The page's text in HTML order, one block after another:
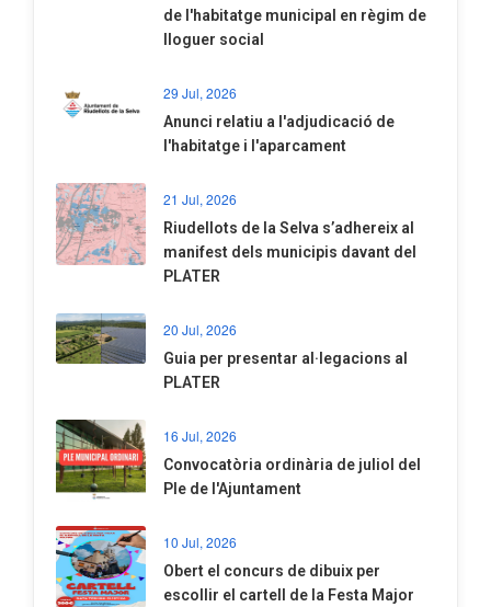
de l'habitatge municipal en règim de
lloguer social
29 Jul, 2026
Anunci relatiu a l'adjudicació de
l'habitatge i l'aparcament
21 Jul, 2026
Riudellots de la Selva s’adhereix al
manifest dels municipis davant del
PLATER
20 Jul, 2026
​Guia per presentar al·legacions al
PLATER
16 Jul, 2026
Convocatòria ordinària de juliol del
Ple de l'Ajuntament
10 Jul, 2026
​Obert el concurs de dibuix per
escollir el cartell de la Festa Major